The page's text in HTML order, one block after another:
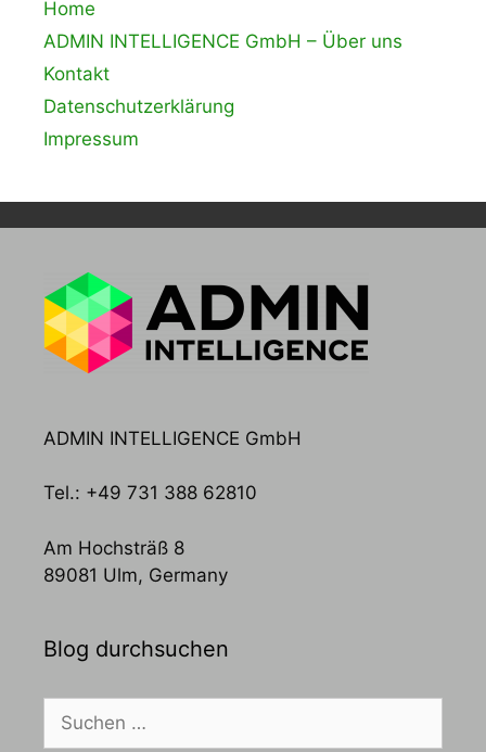
Home
ADMIN INTELLIGENCE GmbH – Über uns
Kontakt
Datenschutzerklärung
Impressum
ADMIN INTELLIGENCE GmbH
Tel.: +49 731 388 62810
Am Hochsträß 8
89081 Ulm, Germany
Blog durchsuchen
nach: